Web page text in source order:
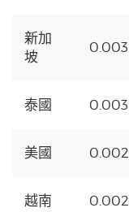
新加
坡
0.003
泰國 0.003
美國 0.002
越南 0.002